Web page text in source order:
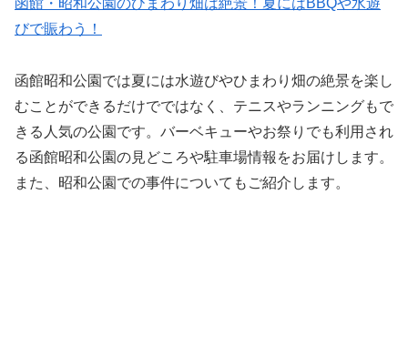
函館・昭和公園のひまわり畑は絶景！夏にはBBQや水遊
びで賑わう！
函館昭和公園では夏には水遊びやひまわり畑の絶景を楽し
むことができるだけでではなく、テニスやランニングもで
きる人気の公園です。バーベキューやお祭りでも利用され
る函館昭和公園の見どころや駐車場情報をお届けします。
また、昭和公園での事件についてもご紹介します。